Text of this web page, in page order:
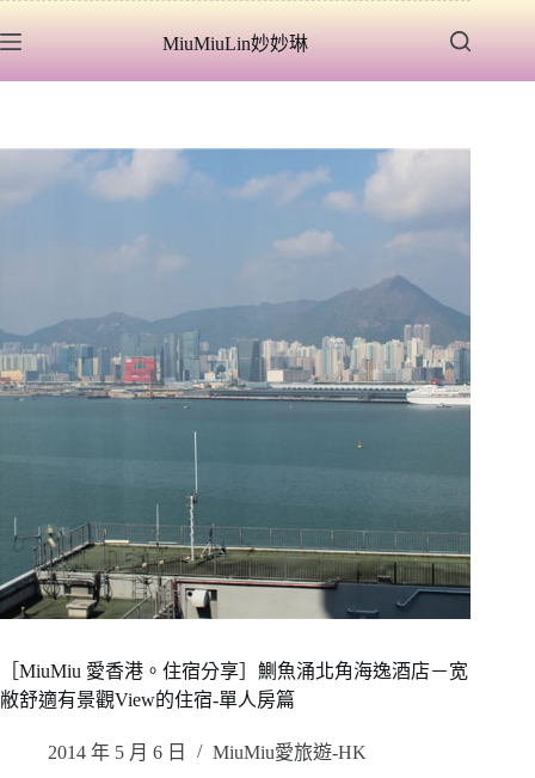
至
MiuMiuLin妙妙琳
［MiuMiu 愛香港。住宿分享］鰂魚涌北角海逸酒店－宽
敝舒適有景觀View的住宿-單人房篇
2014 年 5 月 6 日 MiuMiu愛旅遊-HK